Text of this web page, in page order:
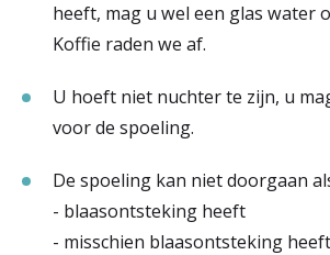
heeft, mag u wel een glas water
Koffie raden we af.
U hoeft niet nuchter te zijn, u
voor de spoeling.
De spoeling kan niet doorgaan
- blaasontsteking heeft
- misschien blaasontsteking heeft